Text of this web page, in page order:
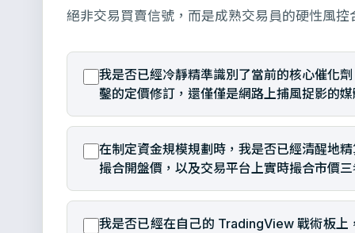
絕非交易買賣信號，而是成熟交易員的硬性風控
我是否已經冷靜精準識別了當前的核心催化
鑿的定價修訂，還僅僅是網路上捕風捉影的
在制定資金規模規劃時，我是否已經清醒地
撮合開盤價，以及交易平台上實時撮合市價
我是否已經在自己的 TradingView 戰術板